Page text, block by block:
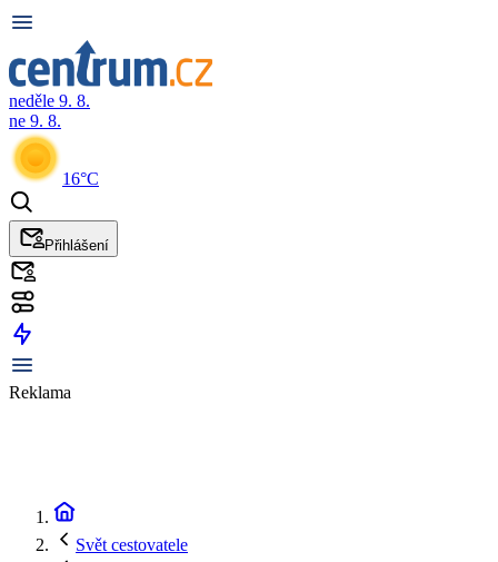
neděle 9. 8.
ne 9. 8.
16°C
Přihlášení
Reklama
Svět cestovatele